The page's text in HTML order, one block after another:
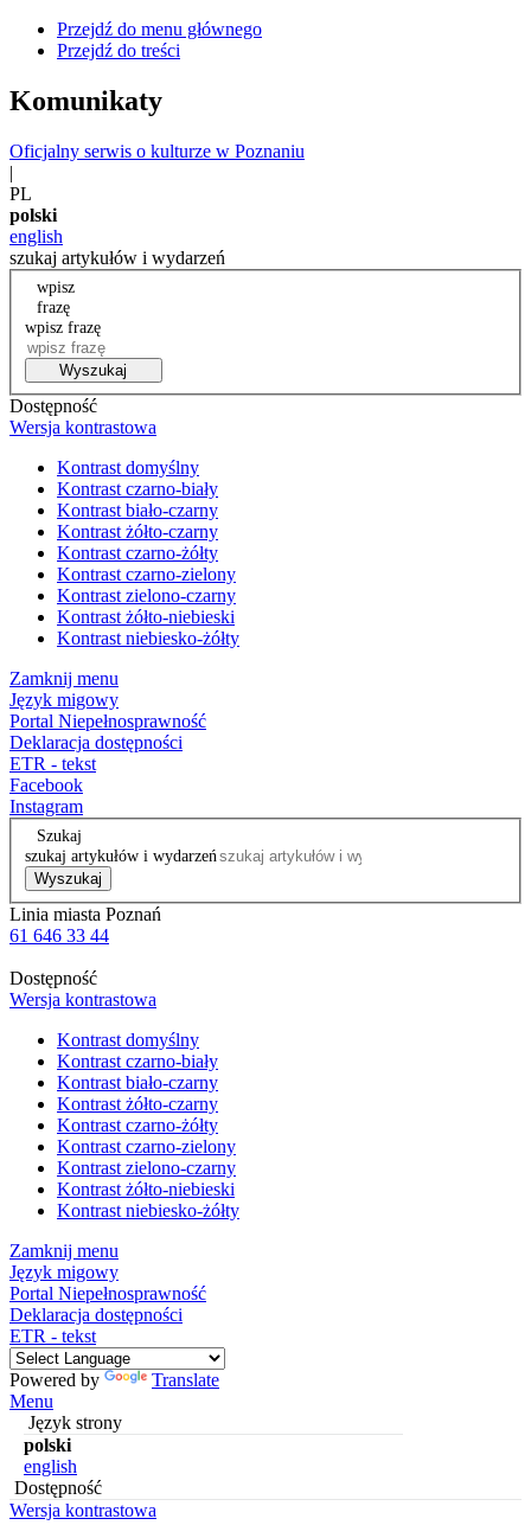
Przejdź do menu głównego
Przejdź do treści
Komunikaty
Oficjalny serwis o kulturze w Poznaniu
|
PL
polski
english
szukaj artykułów i wydarzeń
wpisz
frazę
wpisz frazę
Wyszukaj
Dostępność
Wersja kontrastowa
Kontrast domyślny
Kontrast czarno-biały
Kontrast biało-czarny
Kontrast żółto-czarny
Kontrast czarno-żółty
Kontrast czarno-zielony
Kontrast zielono-czarny
Kontrast żółto-niebieski
Kontrast niebiesko-żółty
Zamknij menu
Język migowy
Portal Niepełnosprawność
Deklaracja dostępności
ETR - tekst
Facebook
Instagram
Szukaj
szukaj artykułów i wydarzeń
Wyszukaj
Linia miasta Poznań
61 646 33 44
Dostępność
Wersja kontrastowa
Kontrast domyślny
Kontrast czarno-biały
Kontrast biało-czarny
Kontrast żółto-czarny
Kontrast czarno-żółty
Kontrast czarno-zielony
Kontrast zielono-czarny
Kontrast żółto-niebieski
Kontrast niebiesko-żółty
Zamknij menu
Język migowy
Portal Niepełnosprawność
Deklaracja dostępności
ETR - tekst
Powered by
Translate
Menu
Język strony
polski
english
Dostępność
Wersja kontrastowa